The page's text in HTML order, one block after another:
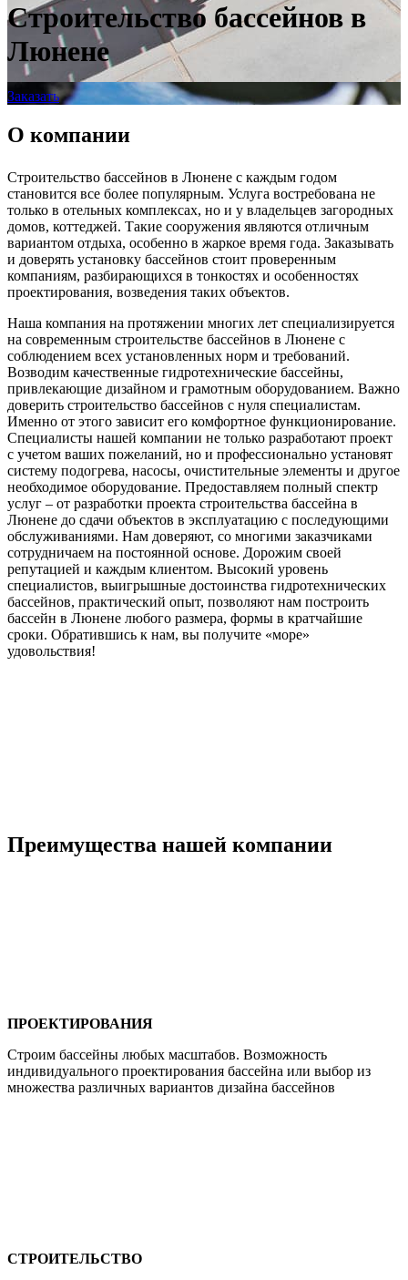
Строительство бассейнов в
Люнене
Заказать
О компании
Строительство бассейнов в Люнене с каждым годом
становится все более популярным. Услуга востребована не
только в отельных комплексах, но и у владельцев загородных
домов, коттеджей. Такие сооружения являются отличным
вариантом отдыха, особенно в жаркое время года. Заказывать
и доверять установку бассейнов стоит проверенным
компаниям, разбирающихся в тонкостях и особенностях
проектирования, возведения таких объектов.
Наша компания на протяжении многих лет специализируется
на современным строительстве бассейнов в Люнене с
соблюдением всех установленных норм и требований.
Возводим качественные гидротехнические бассейны,
привлекающие дизайном и грамотным оборудованием. Важно
доверить строительство бассейнов с нуля специалистам.
Именно от этого зависит его комфортное функционирование.
Специалисты нашей компании не только разработают проект
с учетом ваших пожеланий, но и профессионально установят
систему подогрева, насосы, очистительные элементы и другое
необходимое оборудование. Предоставляем полный спектр
услуг – от разработки проекта строительства бассейна в
Люнене до сдачи объектов в эксплуатацию с последующими
обслуживаниями. Нам доверяют, со многими заказчиками
сотрудничаем на постоянной основе. Дорожим своей
репутацией и каждым клиентом. Высокий уровень
специалистов, выигрышные достоинства гидротехнических
бассейнов, практический опыт, позволяют нам построить
бассейн в Люнене любого размера, формы в кратчайшие
сроки. Обратившись к нам, вы получите «море»
удовольствия!
Преимущества нашей компании
ПРОЕКТИРОВАНИЯ
Строим бассейны любых масштабов. Возможность
индивидуального проектирования бассейна или выбор из
множества различных вариантов дизайна бассейнов
СТРОИТЕЛЬСТВО